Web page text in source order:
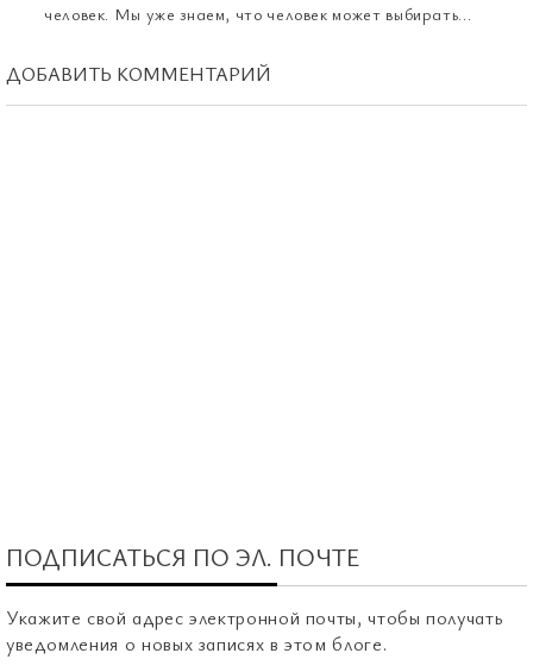
человек. Мы уже знаем, что человек может выбирать...
ДОБАВИТЬ КОММЕНТАРИЙ
ПОДПИСАТЬСЯ ПО ЭЛ. ПОЧТЕ
Укажите свой адрес электронной почты, чтобы получать
уведомления о новых записях в этом блоге.